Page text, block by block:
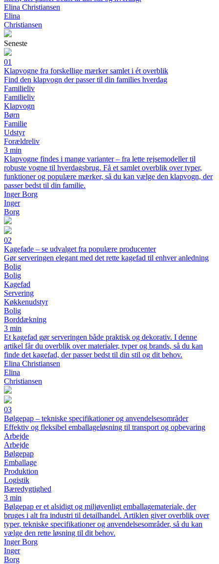
Elina Christiansen
Elina
Christiansen
Seneste
01
Klapvogne fra forskellige mærker samlet i ét overblik
Find den klapvogn der passer til din families hverdag
Familieliv
Familieliv
Klapvogn
Børn
Familie
Udstyr
Forældreliv
3 min
Klapvogne findes i mange varianter – fra lette rejsemodeller til
robuste vogne til hverdagsbrug. Få et samlet overblik over typer,
funktioner og populære mærker, så du kan vælge den klapvogn, der
passer bedst til din familie.
Inger Borg
Inger
Borg
02
Kagefade – se udvalget fra populære producenter
Gør serveringen elegant med det rette kagefad til enhver anledning
Bolig
Bolig
Kagefad
Servering
Køkkenudstyr
Bolig
Borddækning
3 min
Et kagefad gør serveringen både praktisk og dekorativ. I denne
artikel får du overblik over materialer, typer og brands, så du kan
finde det kagefad, der passer bedst til din stil og dit behov.
Elina Christiansen
Elina
Christiansen
03
Bølgepap – tekniske specifikationer og anvendelsesområder
Effektiv og fleksibel emballageløsning til transport og opbevaring
Arbejde
Arbejde
Bølgepap
Emballage
Produktion
Logistik
Bæredygtighed
3 min
Bølgepap er et alsidigt og miljøvenligt emballagemateriale, der
bruges i alt fra industri til detailhandel. Artiklen giver overblik over
typer, tekniske specifikationer og anvendelsesområder, så du kan
vælge den rette løsning til dit behov.
Inger Borg
Inger
Borg